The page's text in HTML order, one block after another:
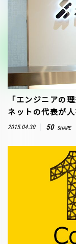
「エンジニアの
ネットの代表が
2015.04.30 50 SHARE